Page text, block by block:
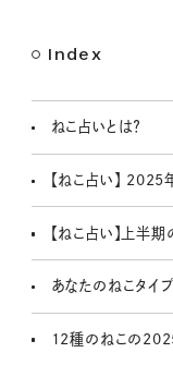
Index
ねこ占いとは？
【ねこ占い】
【ねこ占い】上半
あなたのねこタイ
12種のねこの